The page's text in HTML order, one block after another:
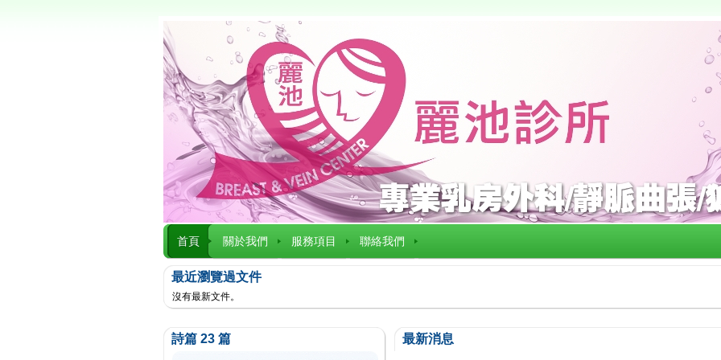
首頁 關於我們 服務項目 聯絡我們
最近瀏覽過文件
沒有最新文件。
詩篇 23 篇 最新消息